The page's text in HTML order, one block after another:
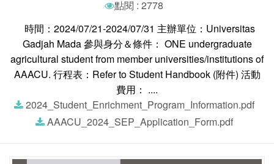
點閱 : 2778
時間：2024/07/21-2024/07/31 主辦單位：Universitas
Gadjah Mada 參與身分＆條件： ONE undergraduate
agricultural student from member universities/institutions of
AAACU. 行程表：Refer to Student Handbook (附件) 活動
費用： ....
2024_Student_Enrichment_Program_Information.pdf
AAACU_2024_SEP_Application_Form.pdf